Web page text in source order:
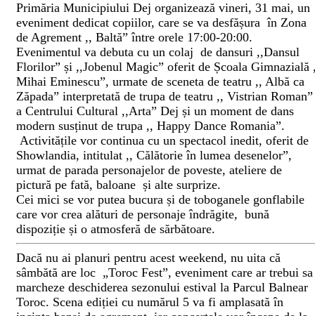
Primăria Municipiului Dej organizează vineri, 31 mai, un
eveniment dedicat copiilor, care se va desfășura în Zona
de Agrement ,, Baltă” între orele 17:00-20:00.
Evenimentul va debuta cu un colaj de dansuri ,,Dansul
Florilor” și ,,Jobenul Magic” oferit de Școala Gimnazială
Mihai Eminescu”, urmate de sceneta de teatru ,, Albă ca
Zăpada” interpretată de trupa de teatru ,, Vistrian Roman”
a Centrului Cultural ,,Arta” Dej și un moment de dans
modern susținut de trupa ,, Happy Dance Romania”.
Activitățile vor continua cu un spectacol inedit, oferit de
Showlandia, intitulat ,, Călătorie în lumea desenelor”,
urmat de parada personajelor de poveste, ateliere de
pictură pe fată, baloane și alte surprize.
Cei mici se vor putea bucura și de toboganele gonflabile
care vor crea alături de personaje îndrăgite, bună
dispoziție și o atmosferă de sărbătoare.
Dacă nu ai planuri pentru acest weekend, nu uita că
sâmbătă are loc „Toroc Fest”, eveniment care ar trebui sa
marcheze deschiderea sezonului estival la Parcul Balnear
Toroc. Scena ediției cu numărul 5 va fi amplasată în